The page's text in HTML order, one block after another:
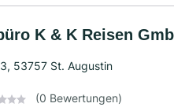
K & K Reisen
53757 St. Augustin
(0 Bewertungen)